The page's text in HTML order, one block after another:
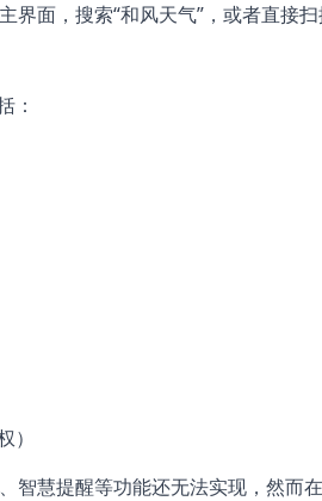
界面，搜索“和风天气”，或者直接
：
智慧提醒等功能还无法实现，然而